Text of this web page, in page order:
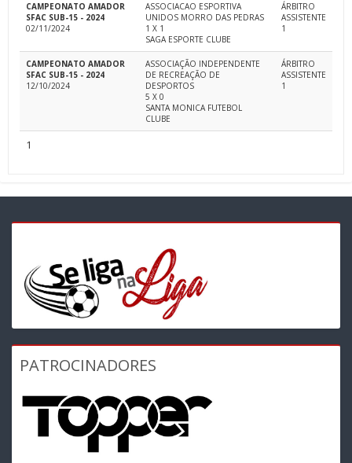
CAMPEONATO AMADOR
SFAC SUB-15 - 2024
02/11/2024
ASSOCIACAO ESPORTIVA
UNIDOS MORRO DAS PEDRAS
1 X 1
SAGA ESPORTE CLUBE
ÁRBITRO
ASSISTENTE
1
CAMPEONATO AMADOR
SFAC SUB-15 - 2024
12/10/2024
ASSOCIAÇÃO INDEPENDENTE
DE RECREAÇÃO DE
DESPORTOS
5 X 0
SANTA MONICA FUTEBOL
CLUBE
ÁRBITRO
ASSISTENTE
1
1
PATROCINADORES